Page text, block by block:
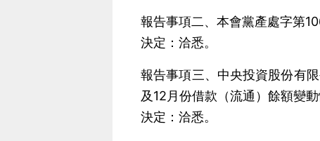
報告事項二、本會黨產處字第
決定：洽悉。
報告事項三、中央投資股份有
及12月份借款（流通）餘額變動
決定：洽悉。